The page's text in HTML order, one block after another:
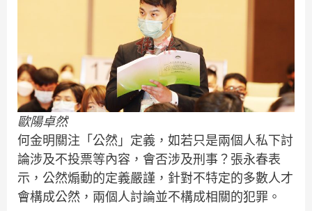
歐陽卓然
何金明關注「公然」定義，如若只是兩個人私下討
論涉及不投票等內容，會否涉及刑事？張永春表
示，公然煽動的定義嚴謹，針對不特定的多數人才
會構成公然，兩個人討論並不構成相關的犯罪。